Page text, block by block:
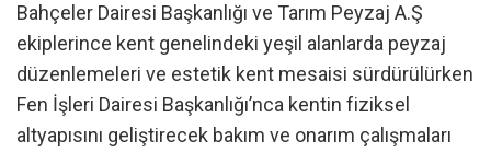
Bahçeler Dairesi Başkanlığı ve Tarım Peyzaj A.Ş
ekiplerince kent genelindeki yeşil alanlarda peyzaj
düzenlemeleri ve estetik kent mesaisi sürdürülürken
Fen İşleri Dairesi Başkanlığı’nca kentin fiziksel
altyapısını geliştirecek bakım ve onarım çalışmaları